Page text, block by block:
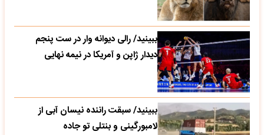
ببینید/ رالی دیوانه وار در ست پنجم
دیدار ژاپن و آمریکا در نیمه نهایی
ببینید/ سبقت راننده نیسان آبی از
لامبورگینی و بنتلی تو جاده